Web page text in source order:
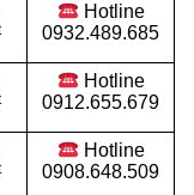
Hotline
0932.489.685
Hotline
0912.655.679
Hotline
0908.648.509